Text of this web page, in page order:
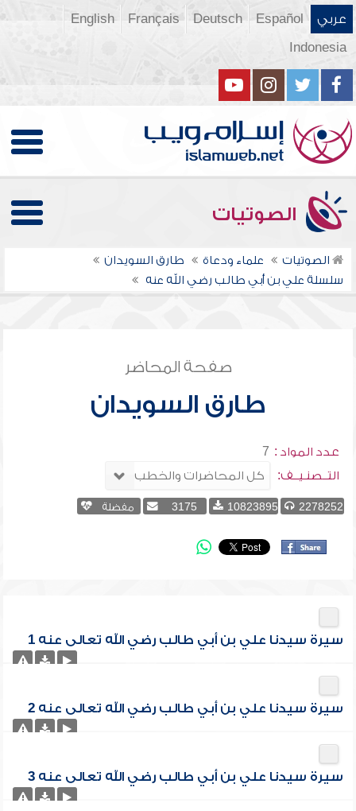
عربي Español
Deutsch
Français
English
Indonesia
الصوتيات
الصوتيات علماء ودعاة
طارق السويدان
سلسلة علي بن أبي طالب رضي الله عنه
صفحة المحاضر
طارق السويدان
عدد المواد : 7
التــصنـيــف:
2278252
10823895
3175 مفضلة
سيرة سيدنا علي بن أبي طالب رضي الله تعالى عنه 1
سيرة سيدنا علي بن أبي طالب رضي الله تعالى عنه 2
سيرة سيدنا علي بن أبي طالب رضي الله تعالى عنه 3